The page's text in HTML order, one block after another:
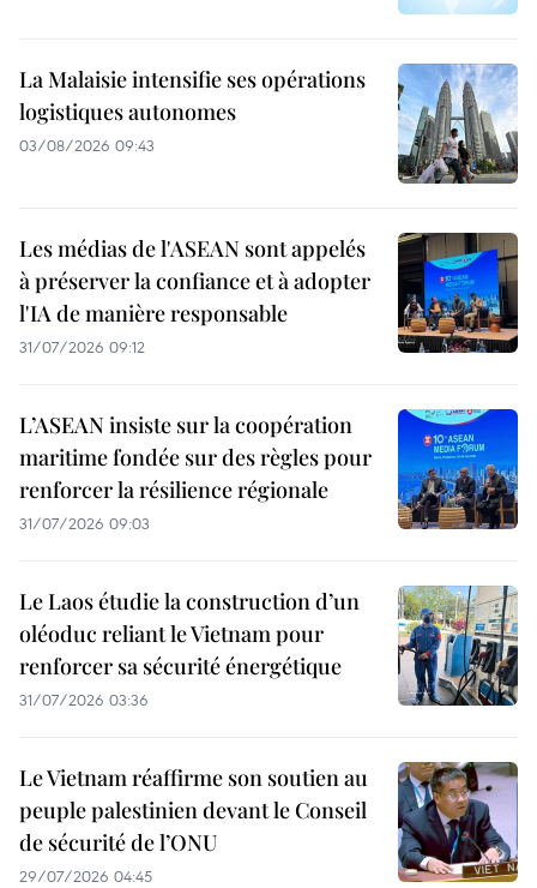
La Malaisie intensifie ses opérations
logistiques autonomes
03/08/2026 09:43
Les médias de l'ASEAN sont appelés
à préserver la confiance et à adopter
l'IA de manière responsable
31/07/2026 09:12
L’ASEAN insiste sur la coopération
maritime fondée sur des règles pour
renforcer la résilience régionale
31/07/2026 09:03
Le Laos étudie la construction d’un
oléoduc reliant le Vietnam pour
renforcer sa sécurité énergétique
31/07/2026 03:36
Le Vietnam réaffirme son soutien au
peuple palestinien devant le Conseil
de sécurité de l’ONU
29/07/2026 04:45